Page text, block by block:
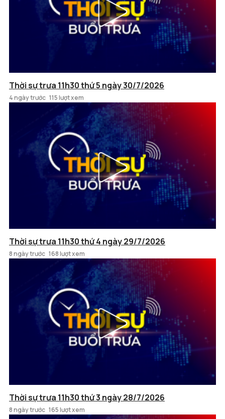
Thời sự trưa 11h30 thứ 5 ngày 30/7/2026
4 ngày trước 115 lượt xem
Thời sự trưa 11h30 thứ 4 ngày 29/7/2026
8 ngày trước 168 lượt xem
Thời sự trưa 11h30 thứ 3 ngày 28/7/2026
8 ngày trước 165 lượt xem